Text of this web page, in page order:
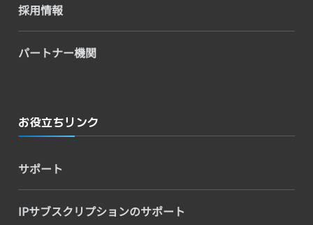
採用情報
パートナー機関
お役立ちリンク
サポート
IPサブスクリプションのサポート